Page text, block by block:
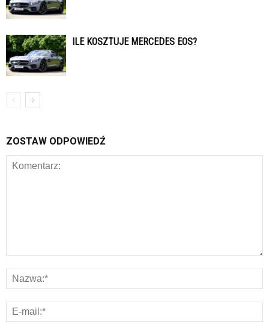
ILE KOSZTUJE MERCEDES EOS?
ZOSTAW ODPOWIEDŹ